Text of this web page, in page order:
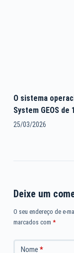
O sistema
System GEOS de
25/03/2026
Deixe um
O seu endereço de e-
marcados com *
Nome *